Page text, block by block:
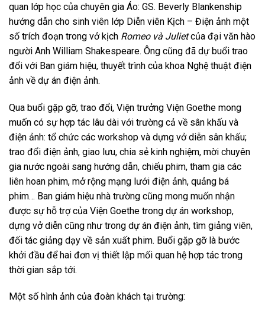
quan lớp học của chuyên gia Áo: GS. Beverly Blankenship
hướng dẫn cho sinh viên lớp Diễn viên Kịch – Điện ảnh một
số trích đoạn trong vở kịch Romeo và Julietcủa đại văn hào
người Anh William Shakespeare. Ông cũng đã dự buổi trao
đổi với Ban giám hiệu, thuyết trình của khoa Nghệ thuật điện
ảnh về dự án điện ảnh.
Qua buổi gặp gỡ, trao đổi, Viện trưởng Viện Goethe mong
muốn có sự hợp tác lâu dài với trường cả về sân khấu và
điện ảnh: tổ chức các workshop và dựng vở diễn sân khấu;
trao đổi điện ảnh, giao lưu, chia sẻ kinh nghiệm, mời chuyên
gia nước ngoài sang hướng dẫn, chiếu phim, tham gia các
liên hoan phim, mở rộng mạng lưới điện ảnh, quảng bá
phim… Ban giám hiệu nhà trường cũng mong muốn nhận
được sự hỗ trợ của Viện Goethe trong dự án workshop,
dựng vở diễn cũng như trong dự án điện ảnh, tìm giảng viên,
đối tác giảng dạy về sản xuất phim. Buổi gặp gỡ là bước
khởi đầu để hai đơn vị thiết lập mối quan hệ hợp tác trong
thời gian sắp tới.
Một số hình ảnh của đoàn khách tại trường: